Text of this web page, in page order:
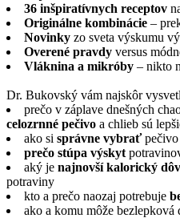
36 inšpiratívnych receptov
Originálne kombinácie –
Novinky zo sveta výskumu
Overené pravdy versus
Vláknina a mikróby – nikto
Dr. Bukovský vám najskôr
prečo v záplave dnešných
celozrnné pečivo a chlieb sú
ako si správne vybraťpečivo
prečo stúpa výskyt
aký je najnovší kalorický
potraviny
kto a prečo naozaj potrebuje
ako a komu môže bezlepková